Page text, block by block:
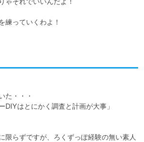
練っていくわよ！
た・・・
DIYはとにかく調査と計画が大事」
限らずですが、ろくずっぽ経験の無い素人